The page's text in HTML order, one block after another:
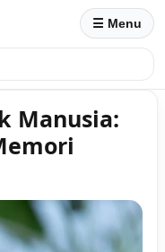
☰ Menu
Manusia: